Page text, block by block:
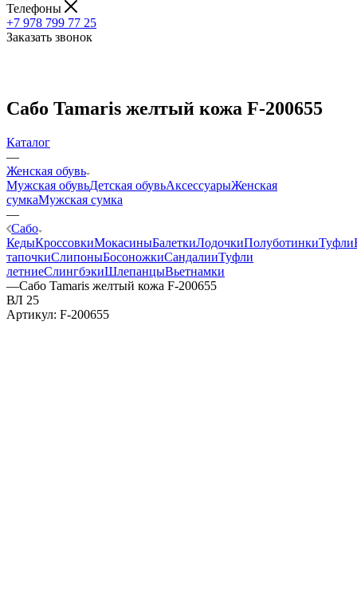
Телефоны
+7 978 799 77 25
Заказать звонок
Сабо Tamaris желтый кожа F-200655
Каталог
—
Женская обувь
Мужская обувьДетская обувьАксессуарыЖенская
сумкаМужская сумка
—
Сабо
КедыКроссовкиМокасиныБалеткиЛодочкиПолуботинкиТуфли
тапочкиСлипоныБосоножкиСандалииТуфли
летниеСлингбэкиШлепанцыВьетнамки
—Сабо Tamaris желтый кожа F-200655
ВЛ 25
Артикул: F-200655